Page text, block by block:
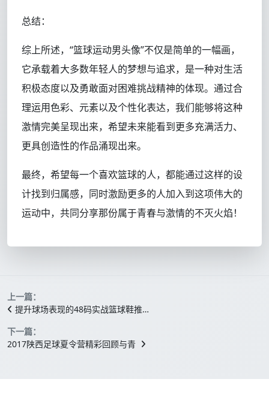
总结：
综上所述，“篮球运动男头像”不仅是简单的一幅画，
它承载着大多数年轻人的梦想与追求，是一种对生活
积极态度以及勇敢面对困难挑战精神的体现。通过合
理运用色彩、元素以及个性化表达，我们能够将这种
激情完美呈现出来，希望未来能看到更多充满活力、
更具创造性的作品涌现出来。
最终，希望每一个喜欢篮球的人，都能通过这样的设
计找到归属感，同时激励更多的人加入到这项伟大的
运动中，共同分享那份属于青春与激情的不灭火焰！
上一篇：
提升球场表现的48码实战篮球鞋推…
下一篇：
2017陕西足球夏令营精彩回顾与青